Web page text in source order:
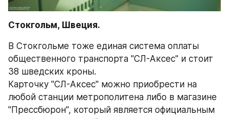
Стокгольм, Швеция.
В Стокгольме тоже единая система оплаты
общественного транспорта "СЛ-Аксес" и стоит
38 шведских кроны.
Карточку "СЛ-Аксес" можно приобрести на
любой станции метрополитена либо в магазине
"Прессбюрон", который является официальным